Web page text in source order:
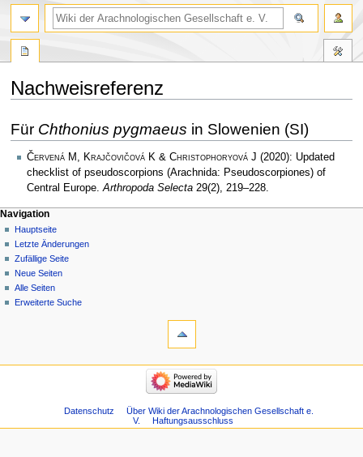
Nachweisreferenz
Navigation
springen
Suche
springen
Für Chthonius pygmaeus in Slowenien (SI)
Červená M, Krajčovičová K & Christophoryová J (2020): Updated
checklist of pseudoscorpions (Arachnida: Pseudoscorpiones) of
Central Europe.Arthropoda Selecta 29(2), 219–228.
Navigation
Hauptseite
Letzte Änderungen
Zufällige Seite
Neue Seiten
Alle Seiten
Erweiterte Suche
Datenschutz
Über Wiki der Arachnologischen Gesellschaft e.
V.
Haftungsausschluss